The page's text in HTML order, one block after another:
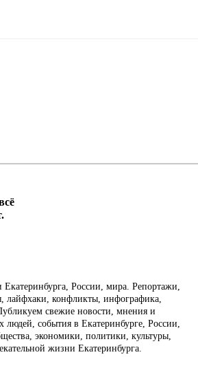
России, мира. Репортажи,
лайфхаки, конфликты, инфографика,
свежие новости, мнения и
события в Екатеринбурге, России,
экономики, политики, культуры,
жизни Екатеринбурга.